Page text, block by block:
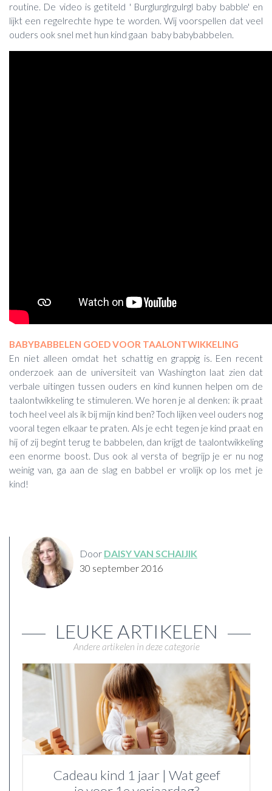
routine. De video is getiteld ' Burglurglrgulrgl baby babble' en
lijkt een regelrechte hype te worden. Wij voorspellen dat veel
ouders ook snel met hun kind gaan baby babybabbelen.
BABYBABBELEN GOED VOOR TAALONTWIKKELING
En niet alleen omdat het schattig en grappig is. Een recent
onderzoek aan de universiteit van Washington laat zien dat
verbale uitingen tussen ouders en kind kunnen helpen om de
taalontwikkeling te stimuleren. We horen je al denken: ik praat
toch heel veel als ik bij mijn kind ben? Toch lijken veel ouders nog
vooral tegen elkaar te praten. Als je echt tegen je kind praat en
hij of zij begint terug te babbelen, dan krijgt de taalontwikkeling
een enorme boost. Dus ook al versta of begrijp je er nu nog
weinig van, ga aan de slag en babbel er vrolijk op los met je
kind!
Door DAISY VAN SCHAIJIK
30 september 2016
LEUKE ARTIKELEN
Andere artikelen in deze categorie
Cadeau kind 1 jaar | Wat geef